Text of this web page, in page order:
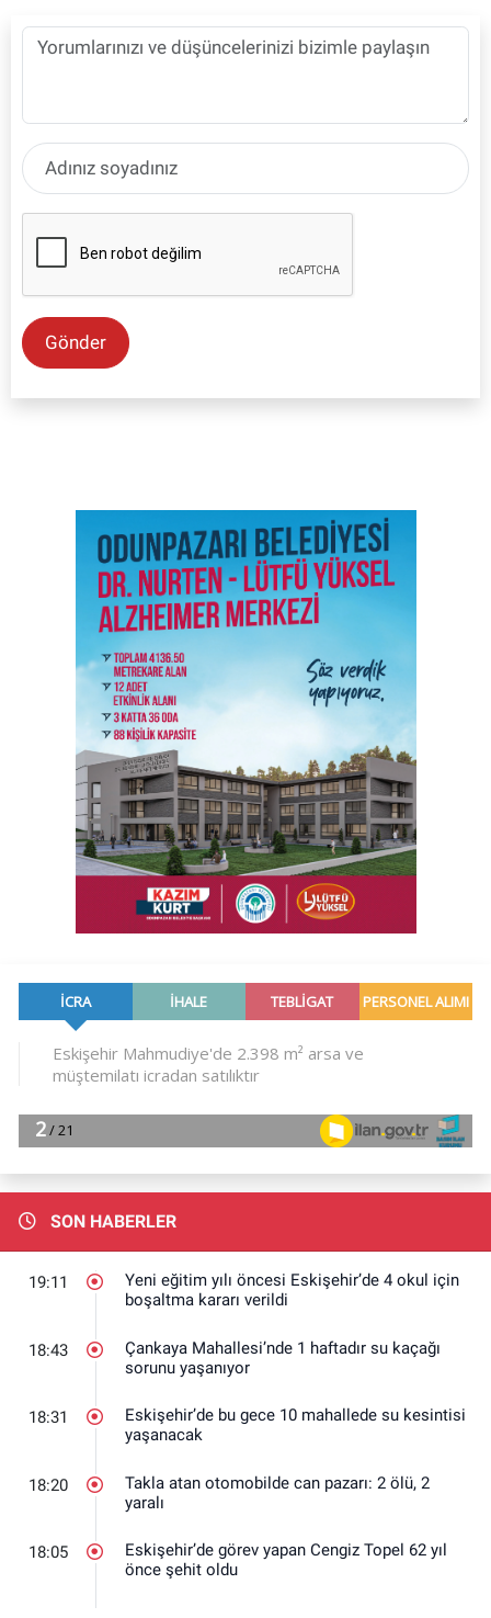
Gönder
SON HABERLER
19:11
Yeni eğitim yılı öncesi Eskişehir’de 4 okul için
boşaltma kararı verildi
18:43
Çankaya Mahallesi’nde 1 haftadır su kaçağı
sorunu yaşanıyor
18:31
Eskişehir’de bu gece 10 mahallede su kesintisi
yaşanacak
18:20
Takla atan otomobilde can pazarı: 2 ölü, 2
yaralı
18:05
Eskişehir’de görev yapan Cengiz Topel 62 yıl
önce şehit oldu